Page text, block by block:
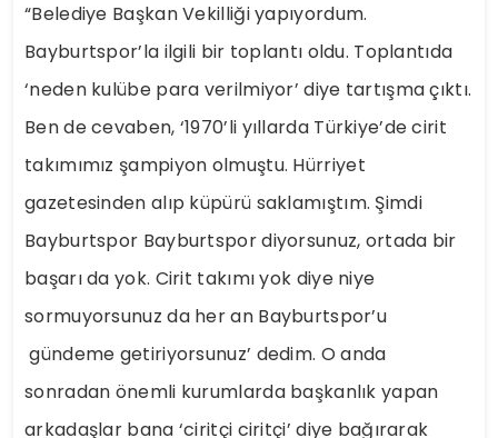
“Belediye Başkan Vekilliği yapıyordum.
Bayburtspor’la ilgili bir toplantı oldu. Toplantıda
‘neden kulübe para verilmiyor’ diye tartışma çıktı.
Ben de cevaben, ‘1970’li yıllarda Türkiye’de cirit
takımımız şampiyon olmuştu. Hürriyet
gazetesinden alıp küpürü saklamıştım. Şimdi
Bayburtspor Bayburtspor diyorsunuz, ortada bir
başarı da yok. Cirit takımı yok diye niye
sormuyorsunuz da her an Bayburtspor’u
gündeme getiriyorsunuz’ dedim. O anda
sonradan önemli kurumlarda başkanlık yapan
arkadaşlar bana ‘ciritçi ciritçi’ diye bağırarak